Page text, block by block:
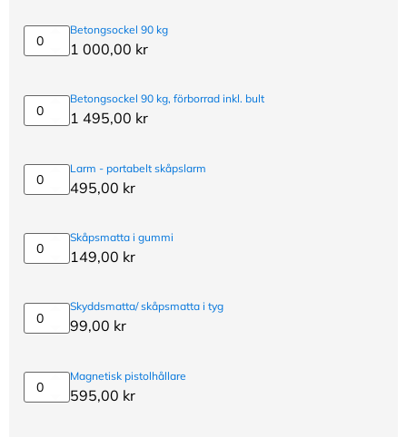
Betongsockel
90
Betongsockel 90 kg
1 000,00 kr
Betongsockel
90
förborrad
inkl.
bult
Betongsockel 90 kg, förborrad inkl. bult
1 495,00 kr
Larm
-
skåpslarm
Larm - portabelt skåpslarm
495,00 kr
Skåpsmatta
i
Skåpsmatta i gummi
149,00 kr
Skyddsmatta/
skåpsmatta
tyg
Skyddsmatta/ skåpsmatta i tyg
99,00 kr
Magnetisk
pistolhållare
Magnetisk pistolhållare
595,00 kr